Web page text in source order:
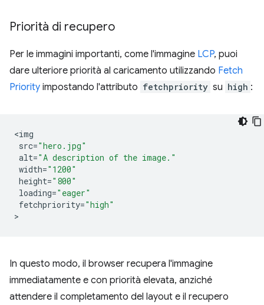
Priorità di recupero
Per le immagini importanti, come l'immagine LCP, puoi
dare ulteriore priorità al caricamento utilizzando Fetch
Priority impostando l'attributo fetchpriority su high :
<img
src="hero.jpg"
alt="A description of the image."
width="1200"
height="800"
loading="eager"
fetchpriority="high"
In questo modo, il browser recupera l'immagine
immediatamente e con priorità elevata, anziché
attendere il completamento del layout e il recupero